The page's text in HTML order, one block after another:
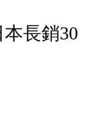
長銷30